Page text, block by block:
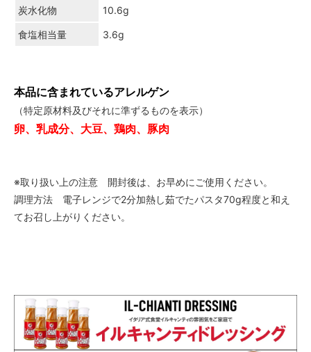
炭水化物 10.6g
食塩相当量 3.6g
本品に含まれているアレルゲン
（特定原材料及びそれに準ずるものを表示）
卵、乳成分、大豆、鶏肉、豚肉
※取り扱い上の注意 開封後は、お早めにご使用ください。
調理方法 電子レンジで2分加熱し茹でたパスタ70g程度と和え
てお召し上がりください。